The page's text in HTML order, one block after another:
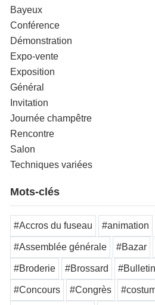
Bayeux
Conférence
Démonstration
Expo-vente
Exposition
Général
Invitation
Journée champêtre
Rencontre
Salon
Techniques variées
Mots-clés
#Accros du fuseau #animation
#Assemblée générale #Bazar
#Broderie #Brossard #Bulletin
#Concours #Congrès